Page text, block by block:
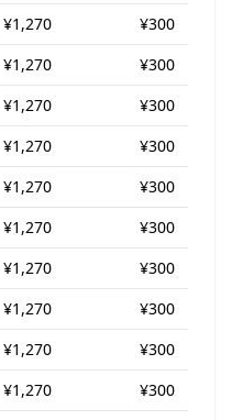
¥1,270
¥300
¥1,270
¥300
¥1,270
¥300
¥1,270
¥300
¥1,270
¥300
¥1,270
¥300
¥1,270
¥300
¥1,270
¥300
¥1,270
¥300
¥1,270
¥300